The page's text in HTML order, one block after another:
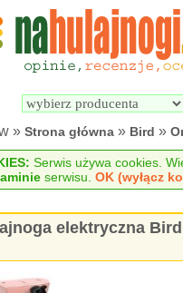
» Strona główna » Bird »
Serwis używa cookies.
serwisu.OK (wyłącz
elektryczna